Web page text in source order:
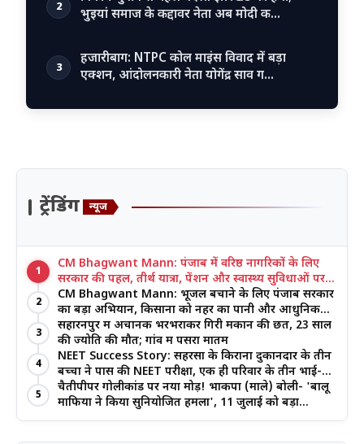
2
भुइयां समाज के कद्दावर नेता अब मोदी क…
3
हजारीबाग: NTPC कोल माइंस विवाद में बड़ा
एक्शन, आंदोलनकारी नेता योगेंद्र साव ग…
ट्रेंडिंग न्यूज
1
CM Bhagwant Mann: पंजाब में वरिष्ठ नागरिकों के लिए
सरकार की पहल, तीर्थ यात्रा, पेंशन और स्वास्थ्य सुविधाओं पर
जोर
2
CM Bhagwant Mann: भूजल बचाने के लिए पंजाब सरकार
का बड़ा अभियान, किसानों को नहर का पानी और आधुनिक
खेती का मिल रहा लाभ
3
सहारनपुर में अचानक भरभराकर गिरी मकान की छत, 23 साल
की ज्योति की मौत; गांव में पसरा मातम
4
NEET Success Story: सहरसा के किराना दुकानदार के तीन
बच्चों ने पास की NEET परीक्षा, एक ही परिवार के तीन भाई-
बहनों ने रचा इतिहास
5
चैतीपीपर गोलीकांड पर नया मोड़! भाकपा (माले) बोली- 'बालू
माफिया ने किया सुनियोजित हमला', 11 जुलाई को बड़ा
आंदोलन